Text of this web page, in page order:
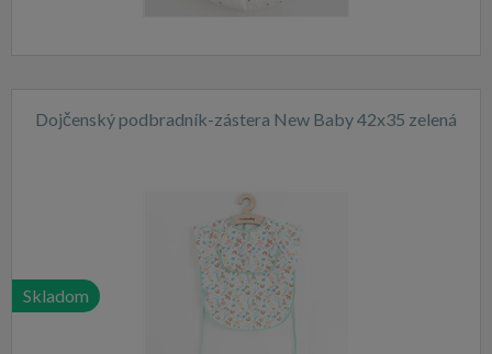
Dojčenský podbradník-zástera New Baby 42x35 zelená
Skladom